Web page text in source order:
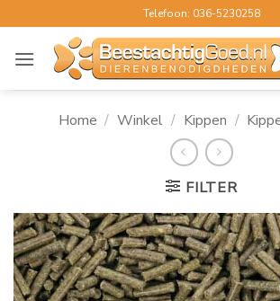
naar
inhoud
Telefoon: 036-5230258
Home / Winkel / Kippen /
FILTER